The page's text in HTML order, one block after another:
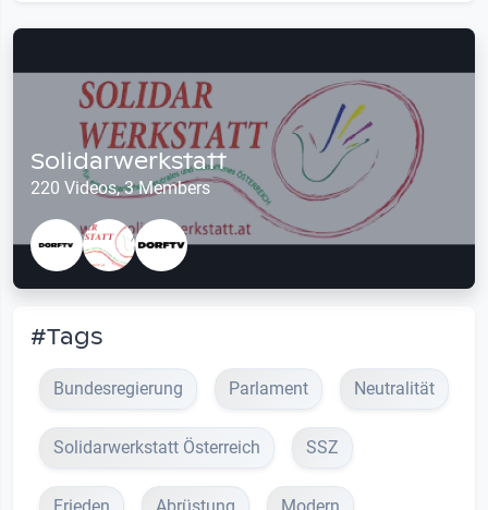
Solidarwerkstatt
220 Videos, 3 Members
#Tags
Bundesregierung Parlament Neutralität
Solidarwerkstatt Österreich SSZ